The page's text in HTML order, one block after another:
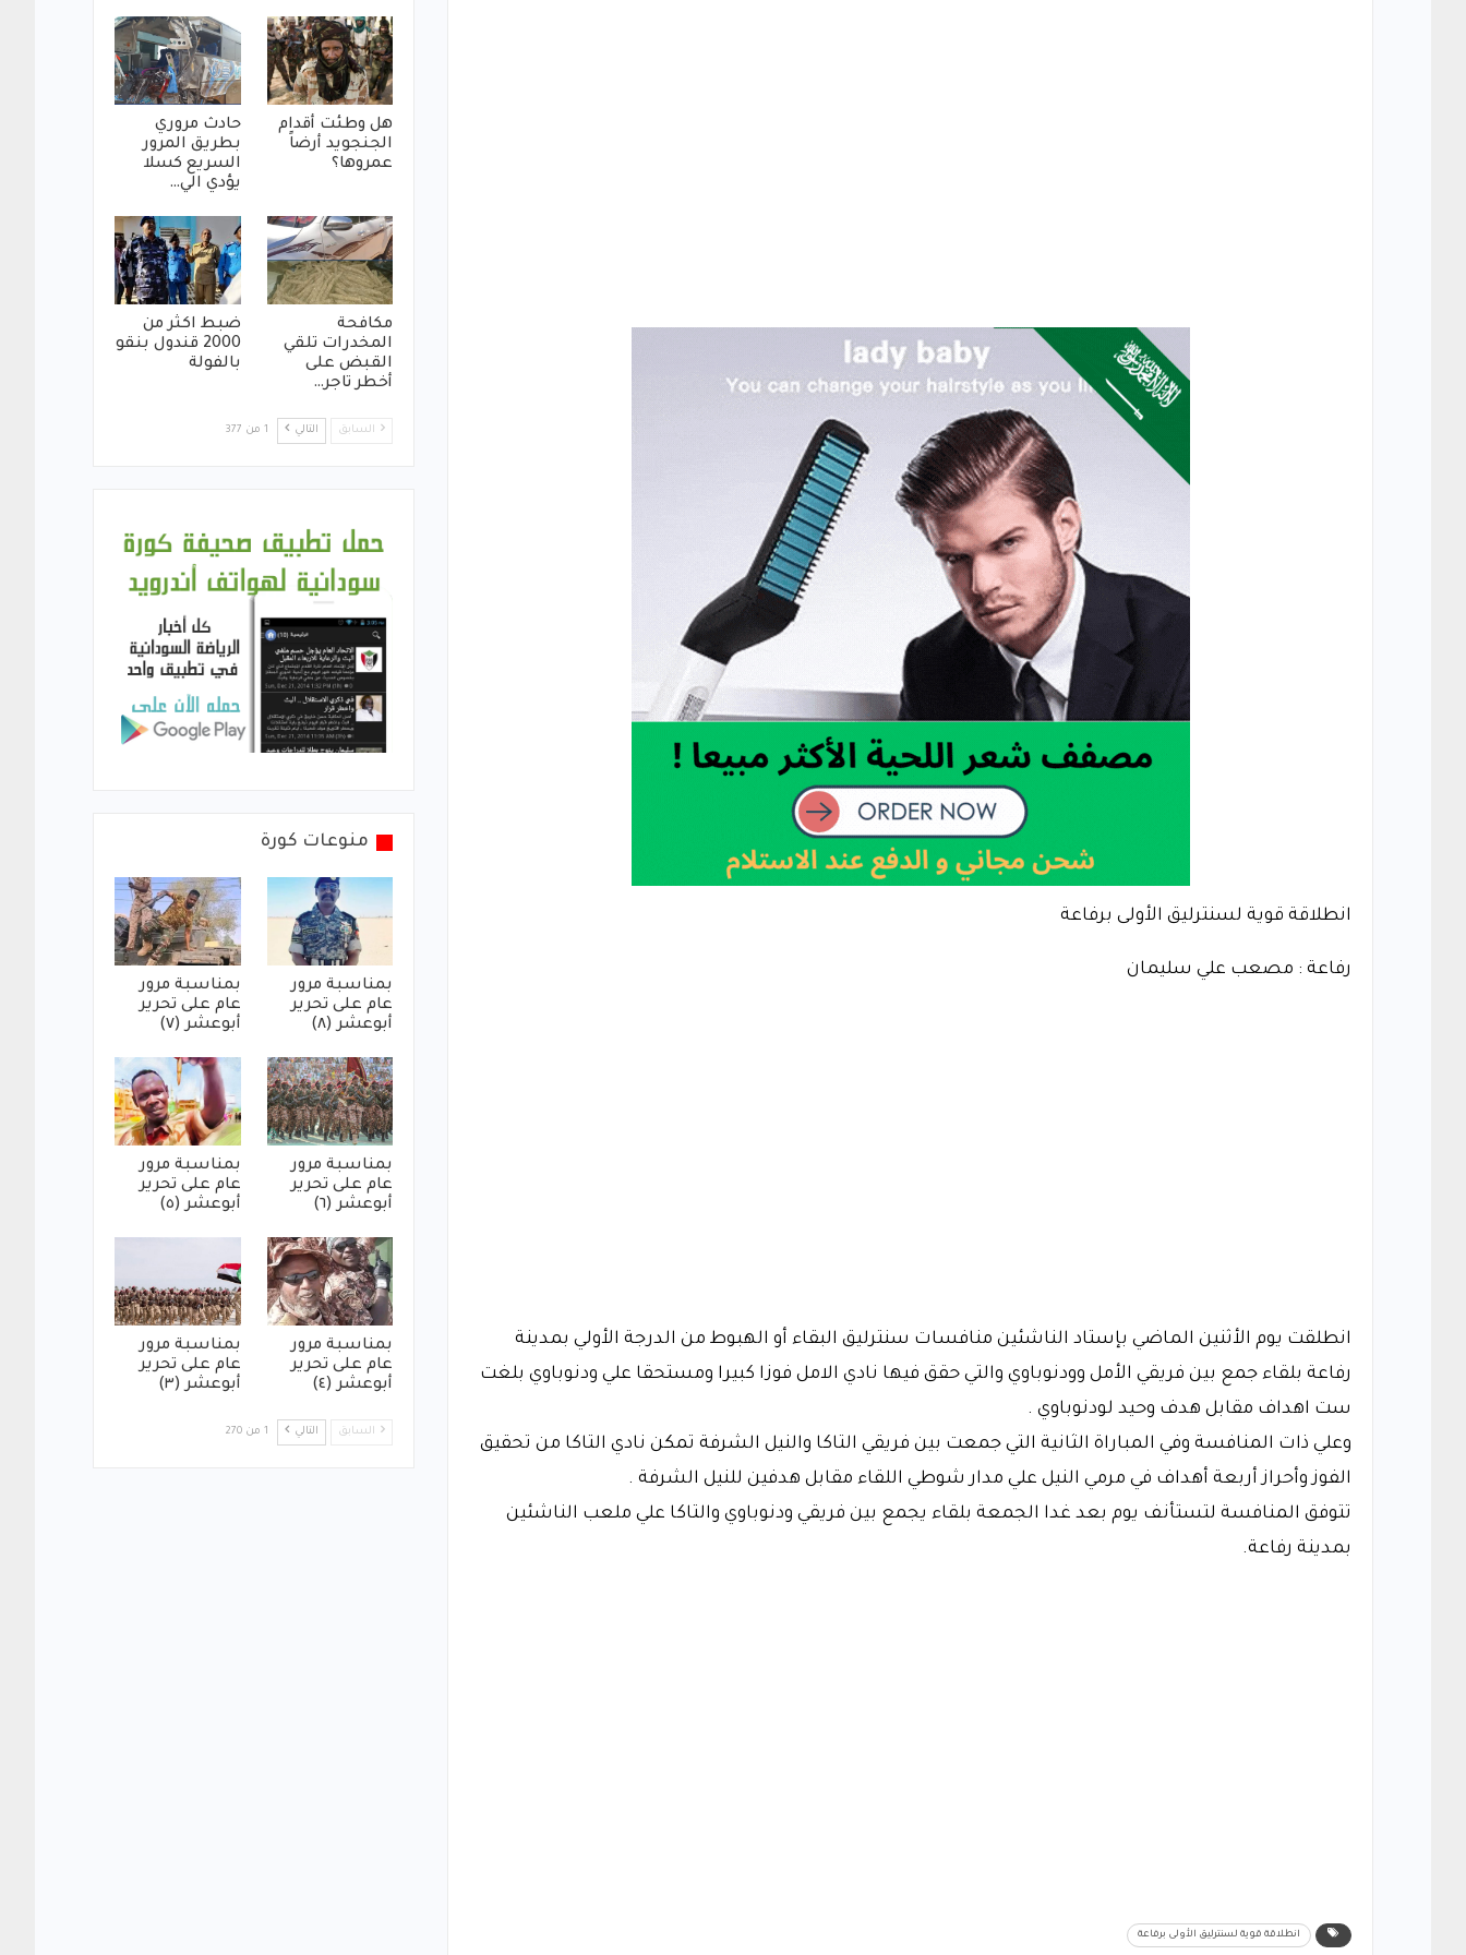
انطلاقة قوية لسنترليق الأولى برفاعة
رفاعة : مصعب علي سليمان
انطلقت يوم الأثنين الماضي بإستاد الناشئين منافسات سنترليق البقاء أو الهبوط من الدرجة الأولي بمدينة
رفاعة بلقاء جمع بين فريقي الأمل وودنوباوي والتي حقق فيها نادي الامل فوزا كبيرا ومستحقا علي ودنوباوي بلغت
ست اهداف مقابل هدف وحيد لودنوباوي .
وعلي ذات المنافسة وفي المباراة الثانية التي جمعت بين فريقي التاكا والنيل الشرفة تمكن نادي التاكا من تحقيق
الفوز وأحراز أربعة أهداف في مرمي النيل علي مدار شوطي اللقاء مقابل هدفين للنيل الشرفة .
تتوفق المنافسة لتستأنف يوم بعد غدا الجمعة بلقاء يجمع بين فريقي ودنوباوي والتاكا علي ملعب الناشئين
بمدينة رفاعة.
انطلاقة قوية لسنترليق الأولى برفاعة
هل وطئت أقدام
الجنجويد أرضاً
عمروها؟
حادث مروري
بطريق المرور
السريع كسلا
يؤدي الي…
مكافحة
المخدرات تلقي
القبض على
أخطر تاجر…
ضبط اكثر من
2000 قندول بنقو
بالفولة
السابق التالي 1 من 377
منوعات كورة
بمناسبة مرور
عام على تحرير
أبوعشر (٨)
بمناسبة مرور
عام على تحرير
أبوعشر (٧)
بمناسبة مرور
عام على تحرير
أبوعشر (٦)
بمناسبة مرور
عام على تحرير
أبوعشر (٥)
بمناسبة مرور
عام على تحرير
أبوعشر (٤)
بمناسبة مرور
عام على تحرير
أبوعشر (٣)
السابق التالي 1 من 270